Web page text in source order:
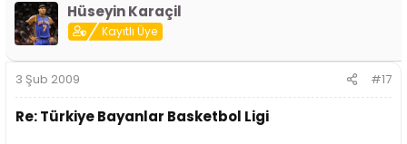
Hüseyin Karaçil
Kayıtlı Üye
3 Şub 2009 #17
Re: Türkiye Bayanlar Basketbol Ligi